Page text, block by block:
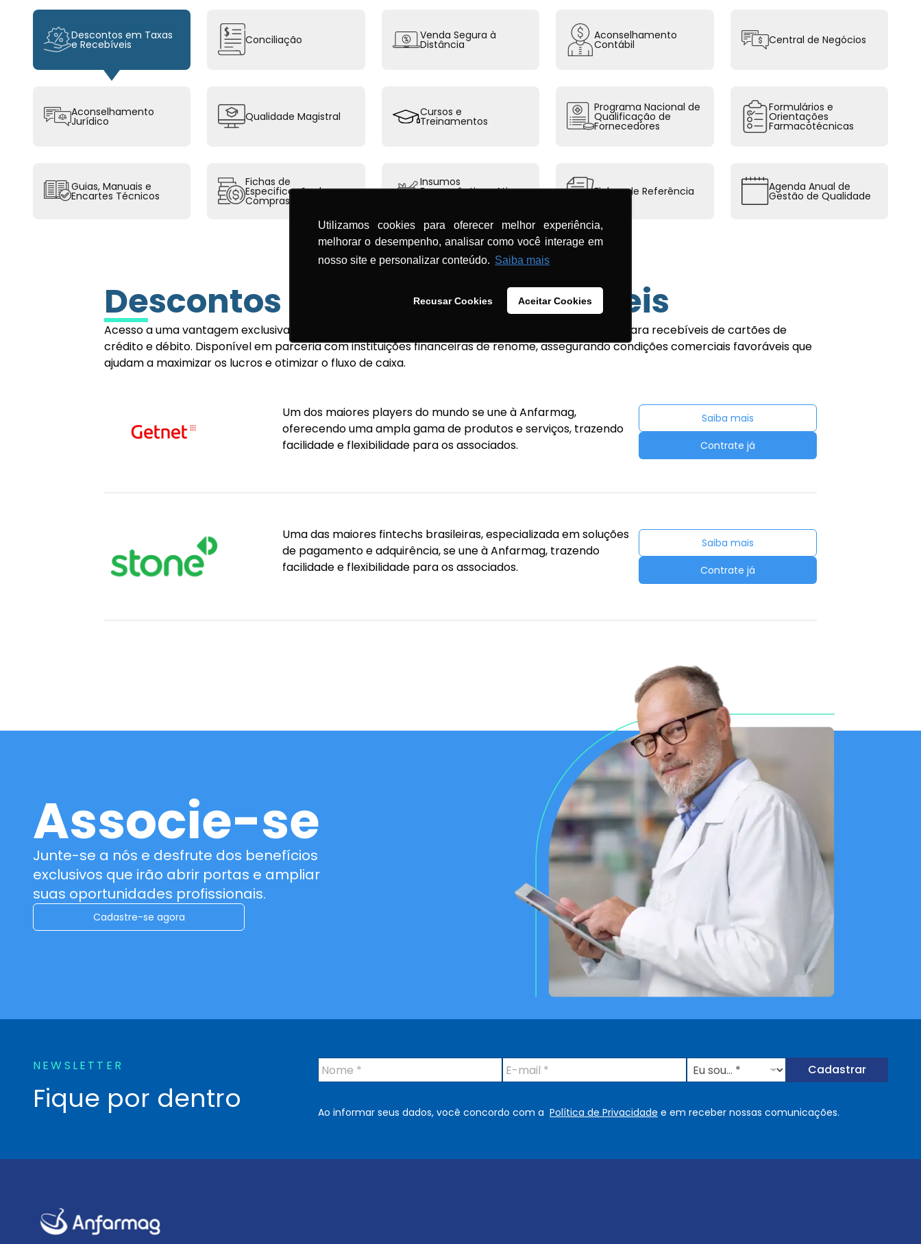
Utilizamos cookies para oferecer melhor experiência,
melhorar o desempenho, analisar como você interage em
nosso site e personalizar conteúdo. Saiba mais
Recusar Cookies Aceitar Cookies
Descontos em Taxas
e Recebíveis Conciliação Venda Segura à
Distância
Aconselhamento
Contábil Central de Negócios
Aconselhamento
Jurídico Qualidade Magistral Cursos e
Treinamentos
Programa Nacional de
Qualificação de
Fornecedores
Formulários e
Orientações
Farmacotécnicas
Guias, Manuais e
Encartes Técnicos
Fichas de
Especificação de
Compras
Insumos
Farmacêuticos Ativos Fichas de Referência Agenda Anual de
Gestão de Qualidade
Descontos em Taxas e Recebíveis
Acesso a uma vantagem exclusiva que garante taxas preferenciais abaixo do valor de mercado para recebíveis de cartões de
crédito e débito. Disponível em parceria com instituições financeiras de renome, assegurando condições comerciais favoráveis que
ajudam a maximizar os lucros e otimizar o fluxo de caixa.
Um dos maiores players do mundo se une à Anfarmag,
oferecendo uma ampla gama de produtos e serviços, trazendo
facilidade e flexibilidade para os associados.
Saiba mais
Contrate já
Uma das maiores fintechs brasileiras, especializada em soluções
de pagamento e adquirência, se une à Anfarmag, trazendo
facilidade e flexibilidade para os associados.
Saiba mais
Contrate já
Associe-se
Junte-se a nós e desfrute dos benefícios
exclusivos que irão abrir portas e ampliar
suas oportunidades profissionais.
Cadastre-se agora
NEWSLETTER
Fique por dentro
N
o
*
E
-
i
E
u
u
Cadastrar
Ao informar seus dados, você concordo com a Política de Privacidade e em receber nossas comunicações.